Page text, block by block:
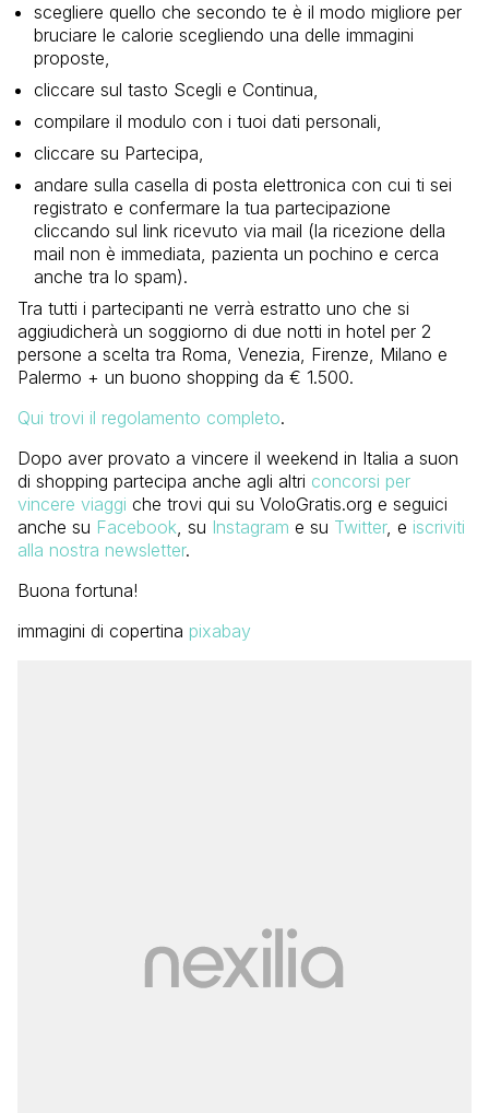
scegliere quello che secondo te è il modo migliore per
bruciare le calorie scegliendo una delle immagini
proposte,
cliccare sul tasto Scegli e Continua,
compilare il modulo con i tuoi dati personali,
cliccare su Partecipa,
andare sulla casella di posta elettronica con cui ti sei
registrato e confermare la tua partecipazione
cliccando sul link ricevuto via mail (la ricezione della
mail non è immediata, pazienta un pochino e cerca
anche tra lo spam).
Tra tutti i partecipanti ne verrà estratto uno che si
aggiudicherà un soggiorno di due notti in hotel per 2
persone a scelta tra Roma, Venezia, Firenze, Milano e
Palermo + un buono shopping da € 1.500.
Qui trovi il regolamento completo.
Dopo aver provato a vincere il weekend in Italia a suon
di shopping partecipa anche agli altri concorsi per
vincere viaggi che trovi qui su VoloGratis.org e seguici
anche su Facebook, su Instagram e su Twitter, e iscriviti
alla nostra newsletter.
Buona fortuna!
immagini di copertina pixabay